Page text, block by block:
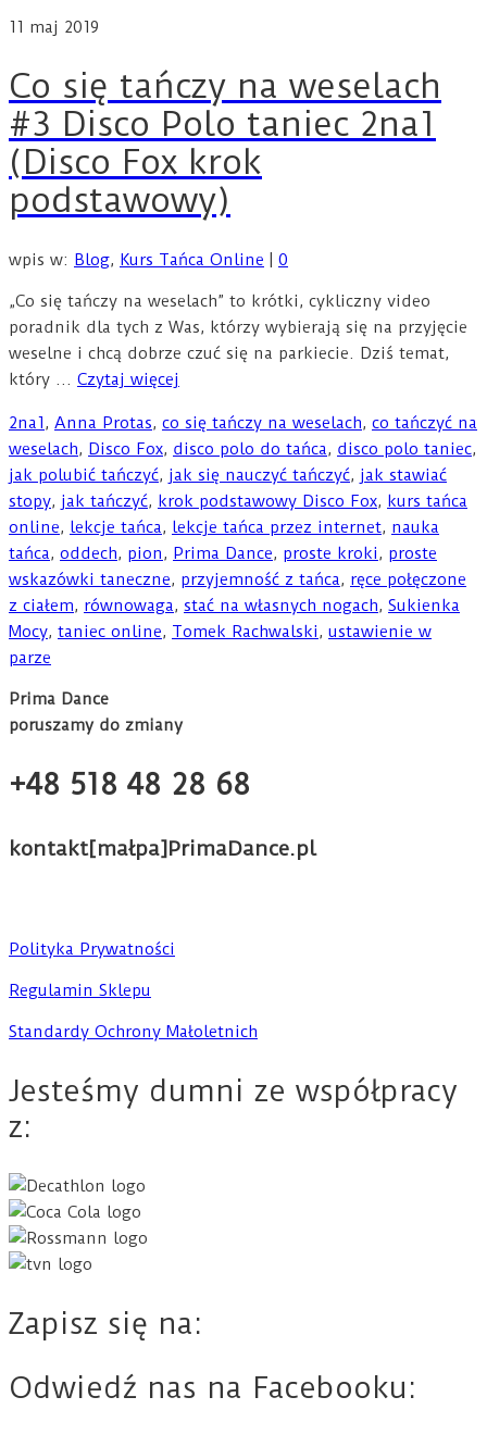
11 maj 2019
Co się tańczy na weselach
#3 Disco Polo taniec 2na1
(Disco Fox krok
podstawowy)
wpis w: Blog, Kurs Tańca Online 0
„Co się tańczy na weselach” to krótki, cykliczny video
poradnik dla tych z Was, którzy wybierają się na przyjęcie
weselne i chcą dobrze czuć się na parkiecie. Dziś temat,
który … Czytaj więcej
2na1, Anna Protas, co się tańczy na weselach, co tańczyć na
weselach, Disco Fox, disco polo do tańca, disco polo taniec,
jak polubić tańczyć, jak się nauczyć tańczyć, jak stawiać
stopy, jak tańczyć, krok podstawowy Disco Fox, kurs tańca
online, lekcje tańca, lekcje tańca przez internet, nauka
tańca, oddech, pion, Prima Dance, proste kroki, proste
wskazówki taneczne, przyjemność z tańca, ręce połęczone
z ciałem, równowaga, stać na własnych nogach, Sukienka
Mocy, taniec online, Tomek Rachwalski, ustawienie w
parze
Prima Dance
poruszamy do zmiany
+48 518 48 28 68
kontakt[małpa]PrimaDance.pl
Polityka Prywatności
Regulamin Sklepu
Standardy Ochrony Małoletnich
Jesteśmy dumni ze współpracy
z:
Zapisz się na:
Odwiedź nas na Facebooku: